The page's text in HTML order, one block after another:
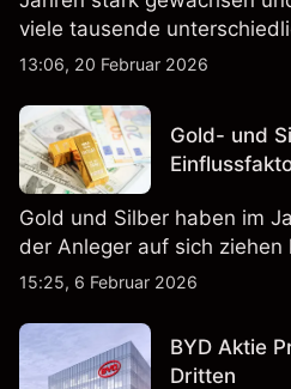
viele tausende
Währungen.
13:06, 20 Februar 2026
Gold- und
Gold und Silber haben im
der Anleger auf sich ziehen
15:25, 6 Februar 2026
BYD Aktie
Dritten